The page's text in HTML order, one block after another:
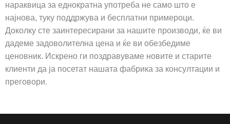
нараквица за еднократна употреба не само што е
најнова, туку поддржува и бесплатни примероци.
Доколку сте заинтересирани за нашите производи, ќе ви
дадеме задоволителна цена и ќе ви обезбедиме
ценовник. Искрено ги поздравуваме новите и старите
клиенти да ја посетат нашата фабрика за консултации и
преговори.